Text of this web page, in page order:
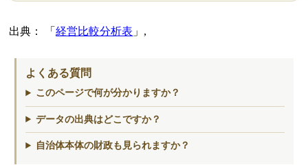
出典： 経営比較分析表 ,
よくある質問
このページで何が分かりますか？
データの出典はどこですか？
自治体本体の財政も見られますか？